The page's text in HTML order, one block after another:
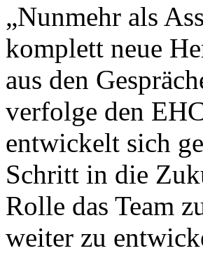
„Nunmehr als
komplett neue
aus den
verfolge den
entwickelt sich
Schritt in die
Rolle das Team
weiter zu